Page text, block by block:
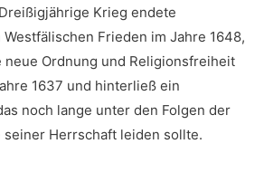
Krieg ⁣endete
‍Frieden im Jahre ‌1648,
neue Ordnung⁣ und Religionsfreiheit
1637 und hinterließ ein
noch ⁣lange unter den Folgen der
Herrschaft leiden ‍sollte.